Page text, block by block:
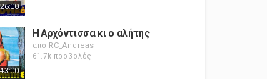
Η Αρχόντισσα κι ο αλήτης
από RC_Andreas
61.7k προβολές